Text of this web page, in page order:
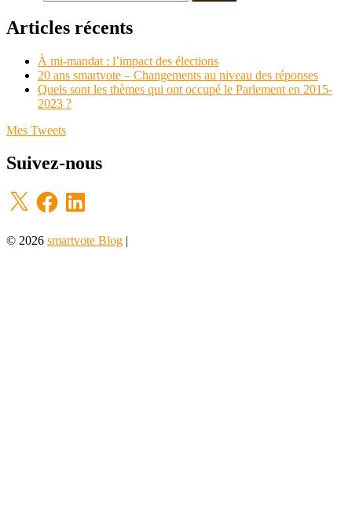
Articles récents
À mi-mandat : l’impact des élections
20 ans smartvote – Changements au niveau des réponses
Quels sont les thèmes qui ont occupé le Parlement en 2015-
2023 ?
Mes Tweets
Suivez-nous
X FacebookLinkedIn
© 2026 smartvote Blog |